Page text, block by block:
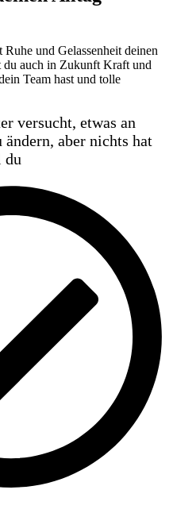
und Gelassenheit deinen
du auch in Zukunft Kraft und
Team hast und tolle
versucht, etwas an
aber nichts hat
du